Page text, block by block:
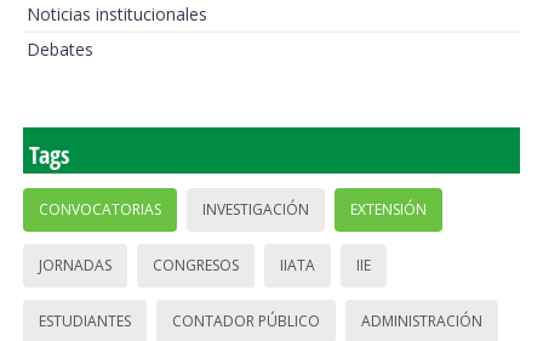
Noticias institucionales
Debates
Tags
CONVOCATORIAS INVESTIGACIÓN EXTENSIÓN
JORNADAS CONGRESOS IIATA IIE
ESTUDIANTES CONTADOR PÚBLICO ADMINISTRACIÓN